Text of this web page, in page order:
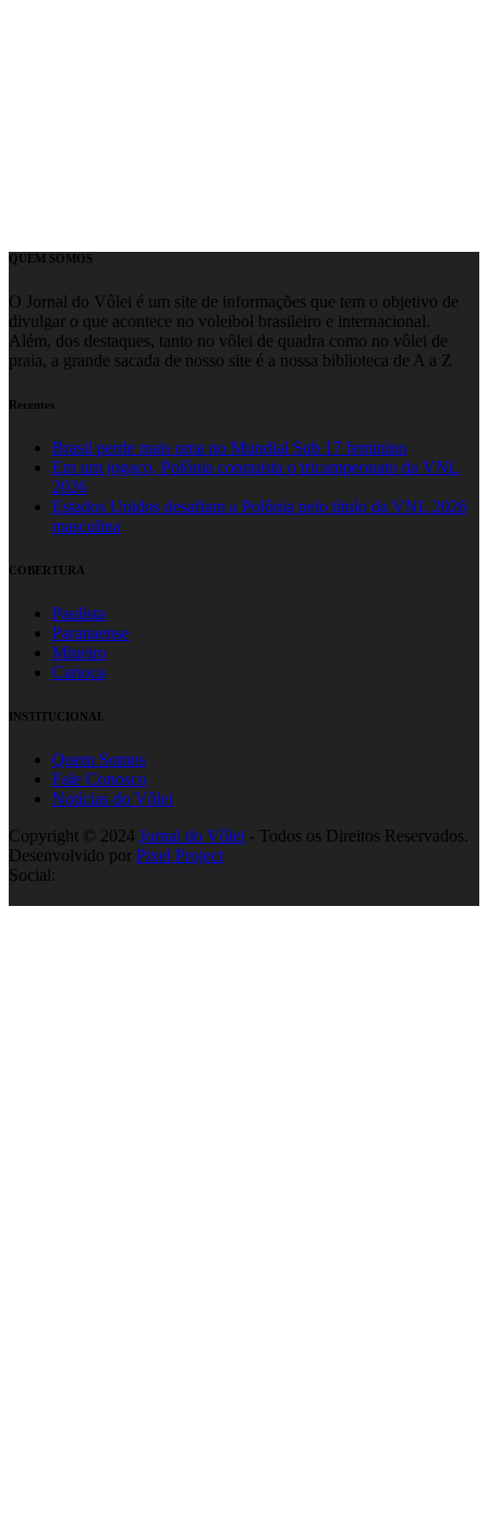
QUEM SOMOS
O Jornal do Vôlei é um site de informações que tem o objetivo de
divulgar o que acontece no voleibol brasileiro e internacional.
Além, dos destaques, tanto no vôlei de quadra como no vôlei de
praia, a grande sacada de nosso site é a nossa biblioteca de A a Z
Recentes
Brasil perde mais uma no Mundial Sub 17 feminino
Em um jogaço, Polônia conquista o tricampeonato da VNL
2026
Estados Unidos desafiam a Polônia pelo título da VNL 2026
masculina
COBERTURA
Paulista
Paranaense
Mineiro
Carioca
INSTITUCIONAL
Quem Somos
Fale Conosco
Notícias do Vôlei
Copyright © 2024 Jornal do Vôlei - Todos os Direitos Reservados.
Desenvolvido por Pixel Project
Social: